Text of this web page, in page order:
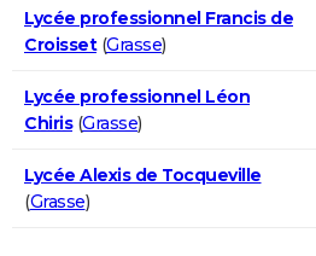
Lycée professionnel Francis de
Croisset(Grasse)
Lycée professionnel Léon
Chiris(Grasse)
Lycée Alexis de Tocqueville
(Grasse)